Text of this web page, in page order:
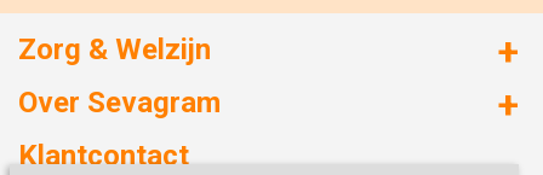
Zorg & Welzijn
Huizen met zorg
Over Sevagram
Duurzaamheid
Klantcontact